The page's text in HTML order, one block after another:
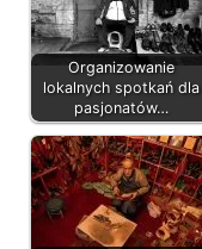
Organizowanie
lokalnych spotkań dla
pasjonatów…